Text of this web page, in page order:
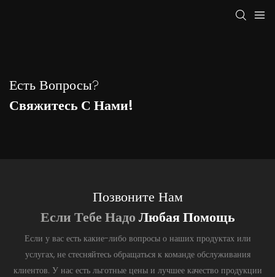
Есть Вопросы?
Свяжитесь С Нами!
Позвоните Нам
Если Тебе НадоЛюбая Помощь
Если у вас есть какие-либо вопросы о наших продуктах или
услугах, не стесняйтесь обращаться к команде обслуживания
клиентов. У нас есть льготные цены и лучшее качество продукции